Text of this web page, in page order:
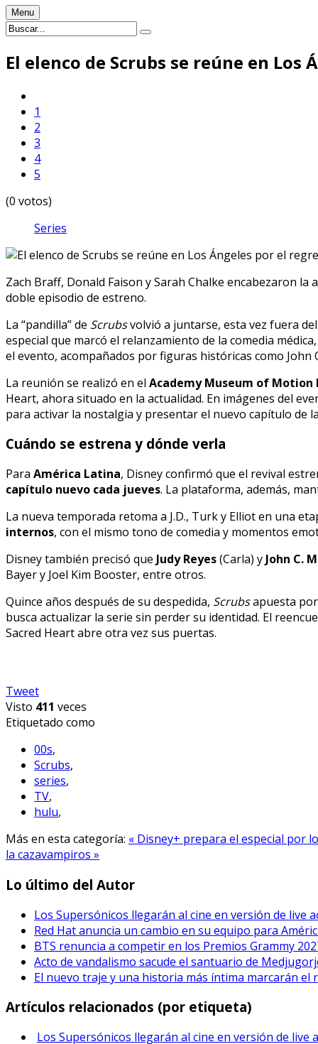
Menu
El elenco de Scrubs se reúne en
1
2
3
4
5
(0 votos)
Series
Zach Braff, Donald Faison y Sarah Chalke encabezaron
doble episodio de estreno.
La “pandilla” de Scrubsvolvió a juntarse, esta vez fuera
especial que marcó el relanzamiento de la comedia
el evento, acompañados por figuras históricas como John
La reunión se realizó en el Academy Museum of Motion
Heart, ahora situado en la actualidad. En imágenes del
para activar la nostalgia y presentar el nuevo capítulo de
Cuándo se estrena y dónde verla
Para América Latina, Disney confirmó que el revival
capítulo nuevo cada jueves. La plataforma, además,
La nueva temporada retoma a J.D., Turk y Elliot en una
internos, con el mismo tono de comedia y momentos
Disney también precisó que Judy Reyes(Carla) y John C.
Bayer y Joel Kim Booster, entre otros.
Quince años después de su despedida, Scrubsapuesta por
busca actualizar la serie sin perder su identidad. El
Sacred Heart abre otra vez sus puertas.
Tweet
Visto 411 veces
Etiquetado como
00s,
Scrubs,
series,
TV,
hulu,
Más en esta categoría: « Disney+ prepara el especial por
la cazavampiros »
Lo último del Autor
Los Supersónicos llegarán al cine en versión de live
Red Hat anuncia un cambio en su equipo para
BTS renuncia a competir en los Premios Grammy
Acto de vandalismo sacude el santuario de
El nuevo traje y una historia más íntima marcarán el
Artículos relacionados (por etiqueta)
Los Supersónicos llegarán al cine en versión de live